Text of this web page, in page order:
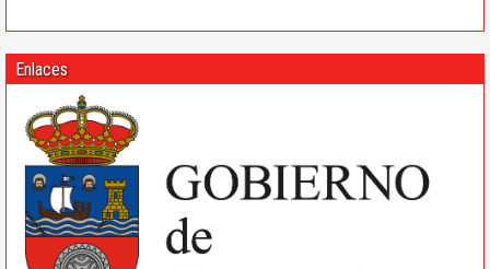
Enlaces